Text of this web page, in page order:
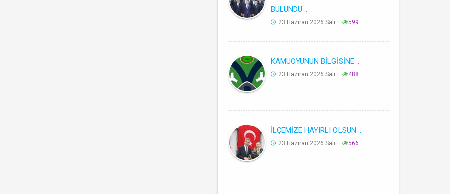
BULUNDU ..
23.Haziran.2026.Salı 599
KAMUOYUNUN BİLGİSİNE ..
23.Haziran.2026.Salı 488
İLÇEMİZE HAYIRLI OLSUN ..
23.Haziran.2026.Salı 566